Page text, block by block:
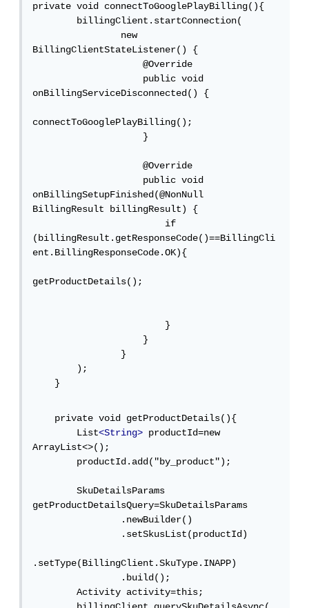
private void connectToGooglePlayBilling(){
        billingClient.startConnection(
                new
BillingClientStateListener() {
                    @Override
                    public void
onBillingServiceDisconnected() {
connectToGooglePlayBilling();
                    }
                    @Override
                    public void
onBillingSetupFinished(@NonNull
BillingResult billingResult) {
                        if
(billingResult.getResponseCode()==BillingCli
ent.BillingResponseCode.OK){
getProductDetails();
                        }
                    }
                }
        );
    }
    private void getProductDetails(){
        List
<String> productId=new
ArrayList<>();
        productId.add("by_product");
        SkuDetailsParams
getProductDetailsQuery=SkuDetailsParams
                .newBuilder()
                .setSkusList(productId)
.setType(BillingClient.SkuType.INAPP)
                .build();
        Activity activity=this;